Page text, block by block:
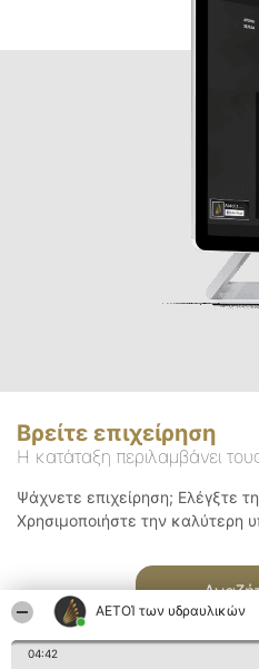
ΑΕΤΟΊ των υδραυλικών
04:42
Βρείτε επιχείρηση
Η κατάταξη περιλαμβάνει
Ψάχνετε επιχείρηση; Ελέγξτε
Χρησιμοποιήστε την καλύτερη